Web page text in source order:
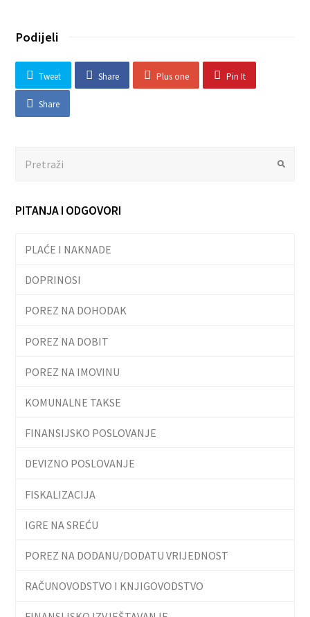
Podijeli
Tweet Share Plus one Pin It
Share
Submit
PITANJA I ODGOVORI
PLAĆE I NAKNADE
DOPRINOSI
POREZ NA DOHODAK
POREZ NA DOBIT
POREZ NA IMOVINU
KOMUNALNE TAKSE
FINANSIJSKO POSLOVANJE
DEVIZNO POSLOVANJE
FISKALIZACIJA
IGRE NA SREĆU
POREZ NA DODANU/DODATU VRIJEDNOST
RAČUNOVODSTVO I KNJIGOVODSTVO